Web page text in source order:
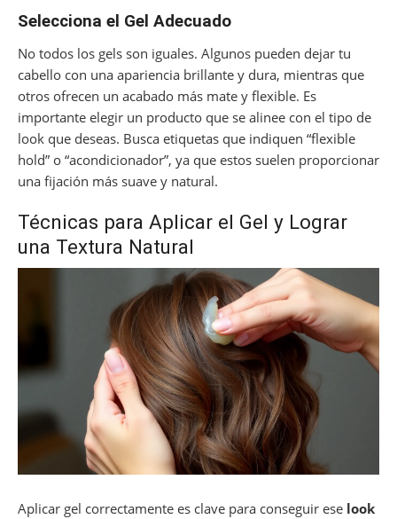
Selecciona el Gel Adecuado
No todos los gels son iguales. Algunos pueden dejar tu
cabello con una apariencia brillante y dura, mientras que
otros ofrecen un acabado más mate y flexible. Es
importante elegir un producto que se alinee con el tipo de
look que deseas. Busca etiquetas que indiquen “flexible
hold” o “acondicionador”, ya que estos suelen proporcionar
una fijación más suave y natural.
Técnicas para Aplicar el Gel y Lograr
una Textura Natural
Aplicar gel correctamente es clave para conseguir ese look